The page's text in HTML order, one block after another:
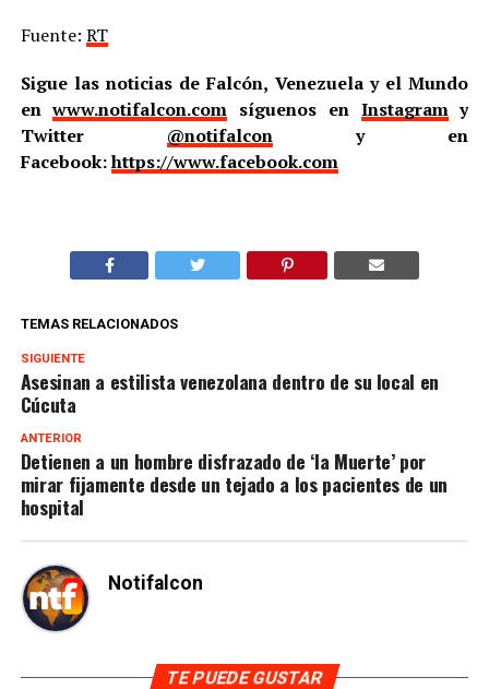
Fuente: RT
Sigue las noticias de Falcón, Venezuela y el Mundo
enwww.notifalcon.com síguenos en Instagramy
Twitter @notifalcony en
Facebook:https://www.facebook.com
TEMAS RELACIONADOS
SIGUIENTE
Asesinan a estilista venezolana dentro de su local en
Cúcuta
ANTERIOR
Detienen a un hombre disfrazado de ‘la Muerte’ por
mirar fijamente desde un tejado a los pacientes de un
hospital
Notifalcon
TE PUEDE GUSTAR